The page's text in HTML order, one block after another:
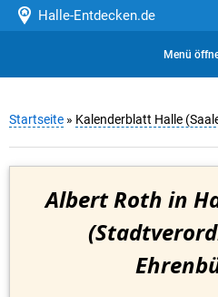
Halle-Entdecken.de
Menü
Startseite » Kalenderblatt Halle
Albert Roth in